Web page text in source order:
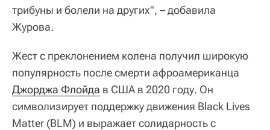
трибуны и болели на других", – добавила
Журова.
Жест с преклонением колена получил широкую
популярность после смерти афроамериканца
Джорджа Флойда в США в 2020 году. Он
символизирует поддержку движения Black Lives
Matter (BLM) и выражает солидарность с